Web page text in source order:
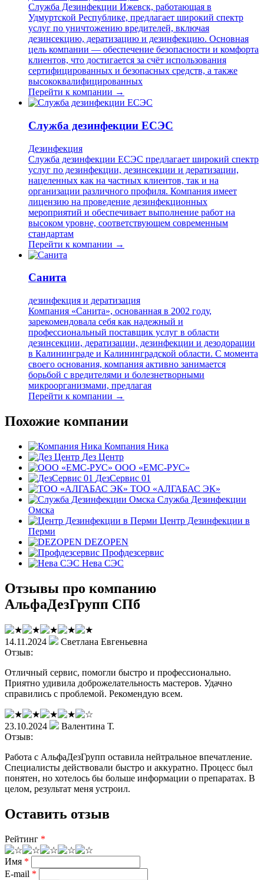
Служба Дезинфекции Ижевск, работающая в
Удмуртской Республике, предлагает широкий спектр
услуг по уничтожению вредителей, включая
дезинсекцию, дератизацию и дезинфекцию. Основная
цель компании — обеспечение безопасности и комфорта
клиентов, что достигается за счёт использования
сертифицированных и безопасных средств, а также
высококвалифицированных
Перейти к компании →
Служба дезинфекции ЕСЭС
Дезинфекция
Служба дезинфекции ЕСЭС предлагает широкий спектр
услуг по дезинфекции, дезинсекции и дератизации,
нацеленных как на частных клиентов, так и на
организации различного профиля. Компания имеет
лицензию на проведение дезинфекционных
мероприятий и обеспечивает выполнение работ на
высоком уровне, соответствующем современным
стандартам
Перейти к компании →
Санита
дезинфекция и дератизация
Компания «Санита», основанная в 2002 году,
зарекомендовала себя как надежный и
профессиональный поставщик услуг в области
дезинсекции, дератизации, дезинфекции и дезодорации
в Калининграде и Калининградской области. С момента
своего основания, компания активно занимается
борьбой с вредителями и болезнетворными
микроорганизмами, предлагая
Перейти к компании →
Похожие компании
Компания Ника
Дез Центр
ООО «ЕМС-РУС»
ДезСервис 01
ТОО «АЛГАБАС ЭК»
Служба Дезинфекции
Омска
Центр Дезинфекции в
Перми
DEZOPEN
Профдезсервис
Нева СЭС
Отзывы про компанию
АльфаДезГрупп СПб
14.11.2024
Светлана Евгеньевна
Отзыв:
Отличный сервис, помогли быстро и профессионально.
Приятно удивила доброжелательность мастеров. Удачно
справились с проблемой. Рекомендую всем.
23.10.2024
Валентина Т.
Отзыв:
Работа с АльфаДезГрупп оставила нейтральное впечатление.
Специалисты действовали быстро и аккуратно. Процесс был
понятен, но хотелось бы больше информации о препаратах. В
целом, результат меня устроил.
Оставить отзыв
Рейтинг *
Имя *
E-mail *